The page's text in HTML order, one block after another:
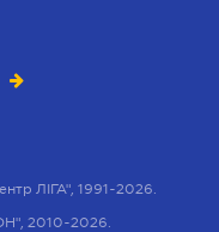
ЛІГА", 1991-2026.
2010-2026.